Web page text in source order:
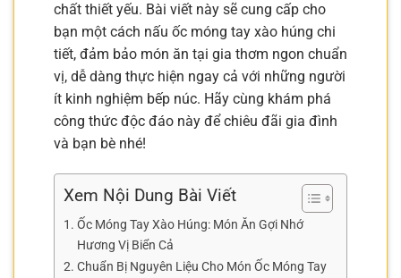
chất thiết yếu. Bài viết này sẽ cung cấp cho
bạn một cách nấu ốc móng tay xào húng chi
tiết, đảm bảo món ăn tại gia thơm ngon chuẩn
vị, dễ dàng thực hiện ngay cả với những người
ít kinh nghiệm bếp núc. Hãy cùng khám phá
công thức độc đáo này để chiêu đãi gia đình
và bạn bè nhé!
Xem Nội Dung Bài Viết
Ốc Móng Tay Xào Húng: Món Ăn Gợi Nhớ
Hương Vị Biển Cả
Chuẩn Bị Nguyên Liệu Cho Món Ốc Móng Tay